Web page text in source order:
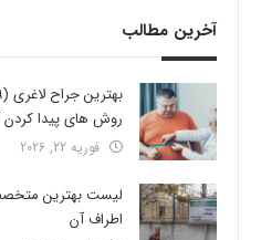
آخرین مطالب
روش های پیدا
فوریه 22, 2026
لیست بهترین
اطراف آن